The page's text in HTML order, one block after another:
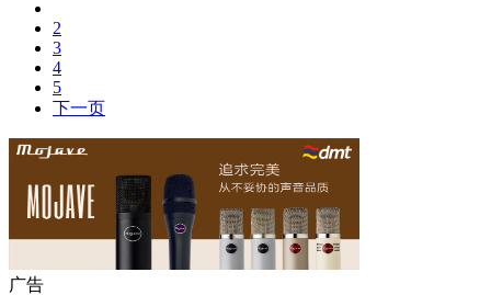
2
3
4
5
下一页
广告